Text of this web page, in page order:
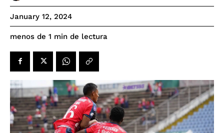
January 12, 2024
menos de 1 min de lectura